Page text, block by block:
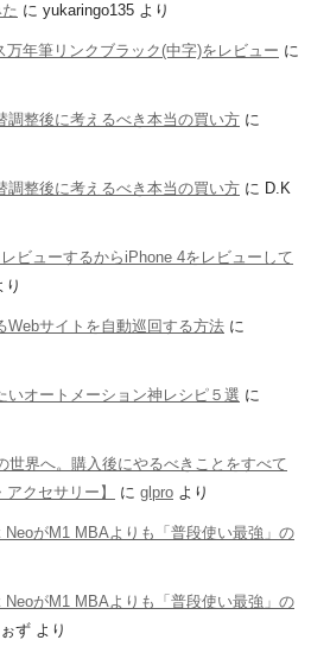
に yukaringo135 より
年筆リンクブラック(中字)をレビュー に
調整後に考えるべき本当の買い方 に
調整後に考えるべき本当の買い方 に D.K
ビューするからiPhone 4をレビューして
り
Webサイトを自動巡回する方法 に
いオートメーション神レシピ５選 に
世界へ。購入後にやるべきことをすべて
クセサリー】
に glpro より
NeoがM1 MBAよりも「普段使い最強」の
NeoがM1 MBAよりも「普段使い最強」の
ず より